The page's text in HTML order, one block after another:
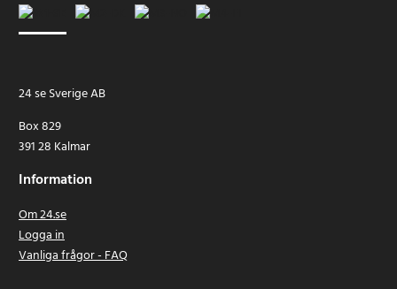
24 se Sverige AB
Box 829
391 28 Kalmar
Information
Om 24.se
Logga in
Vanliga frågor - FAQ